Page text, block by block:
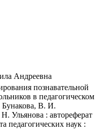
Андреевна
познавательной
в педагогическом
В. И.
Ульянова : автореферат
педагогических наук :